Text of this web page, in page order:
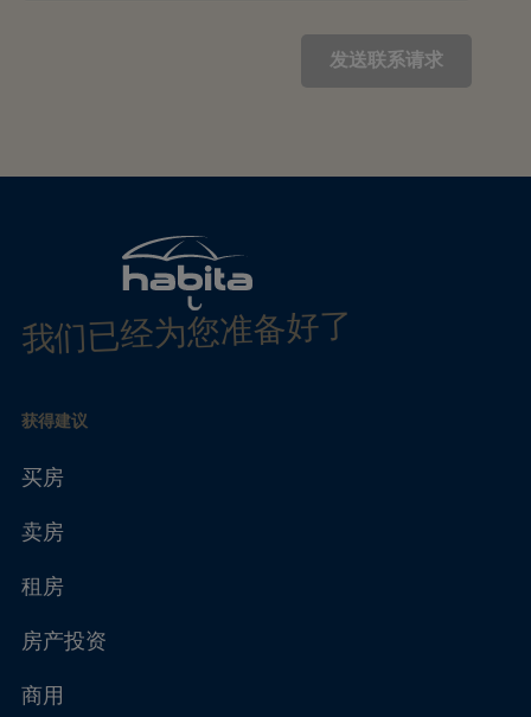
我们已经为您准备好了
获得建议
买房
卖房
租房
房产投资
商用